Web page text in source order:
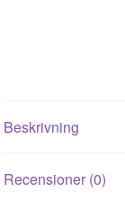
Beskrivning
Recensioner (0)